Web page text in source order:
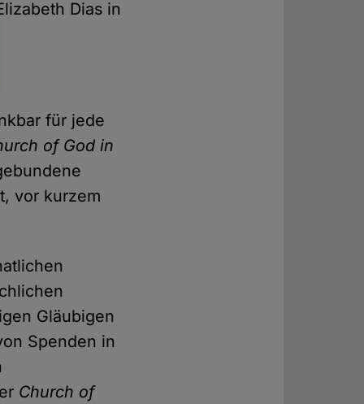
Dias in
für jede
of God in
vor kurzem
Gläubigen
Spenden in
Church of